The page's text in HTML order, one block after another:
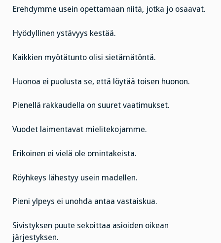
Erehdymme usein opettamaan niitä, jotka jo osaavat.
Hyödyllinen ystävyys kestää.
Kaikkien myötätunto olisi sietämätöntä.
Huonoa ei puolusta se, että löytää toisen huonon.
Pienellä rakkaudella on suuret vaatimukset.
Vuodet laimentavat mielitekojamme.
Erikoinen ei vielä ole omintakeista.
Röyhkeys lähestyy usein madellen.
Pieni ylpeys ei unohda antaa vastaiskua.
Sivistyksen puute sekoittaa asioiden oikean
järjestyksen.